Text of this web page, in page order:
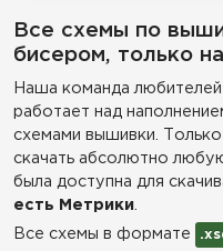
Все схемы по
бисером, только
Наша команда
работает над
схемами вышивки.
скачать абсолютно
была доступна для
есть Метрики
Все схемы в формате